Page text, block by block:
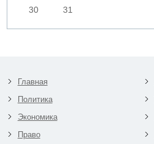
30
31
Главная
Политика
Экономика
Право